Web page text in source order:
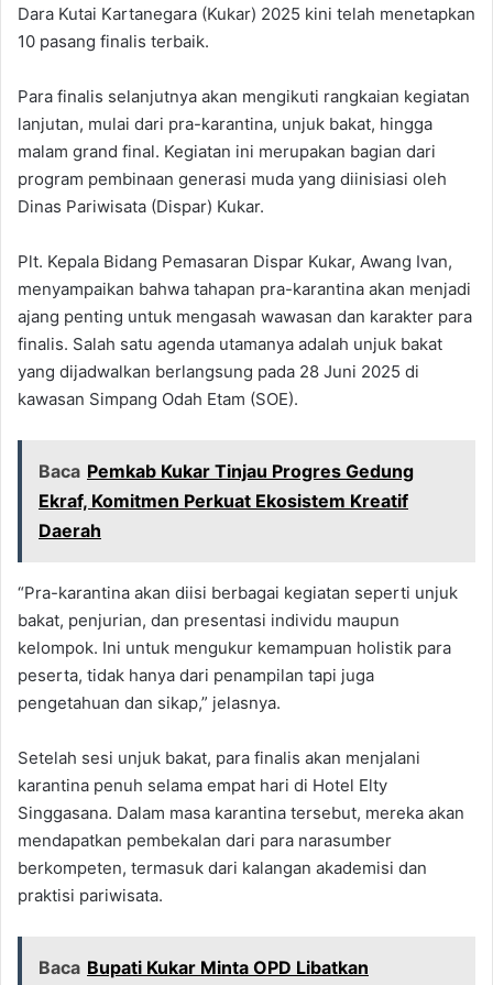
Dara Kutai Kartanegara (Kukar) 2025 kini telah menetapkan
10 pasang finalis terbaik.
Para finalis selanjutnya akan mengikuti rangkaian kegiatan
lanjutan, mulai dari pra-karantina, unjuk bakat, hingga
malam grand final. Kegiatan ini merupakan bagian dari
program pembinaan generasi muda yang diinisiasi oleh
Dinas Pariwisata (Dispar) Kukar.
Plt. Kepala Bidang Pemasaran Dispar Kukar, Awang Ivan,
menyampaikan bahwa tahapan pra-karantina akan menjadi
ajang penting untuk mengasah wawasan dan karakter para
finalis. Salah satu agenda utamanya adalah unjuk bakat
yang dijadwalkan berlangsung pada 28 Juni 2025 di
kawasan Simpang Odah Etam (SOE).
Baca Pemkab Kukar Tinjau Progres Gedung
Ekraf, Komitmen Perkuat Ekosistem Kreatif
Daerah
“Pra-karantina akan diisi berbagai kegiatan seperti unjuk
bakat, penjurian, dan presentasi individu maupun
kelompok. Ini untuk mengukur kemampuan holistik para
peserta, tidak hanya dari penampilan tapi juga
pengetahuan dan sikap,” jelasnya.
Setelah sesi unjuk bakat, para finalis akan menjalani
karantina penuh selama empat hari di Hotel Elty
Singgasana. Dalam masa karantina tersebut, mereka akan
mendapatkan pembekalan dari para narasumber
berkompeten, termasuk dari kalangan akademisi dan
praktisi pariwisata.
Baca Bupati Kukar Minta OPD Libatkan